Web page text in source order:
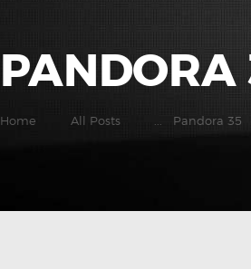
PANDORA
Home All Posts Pandora 35